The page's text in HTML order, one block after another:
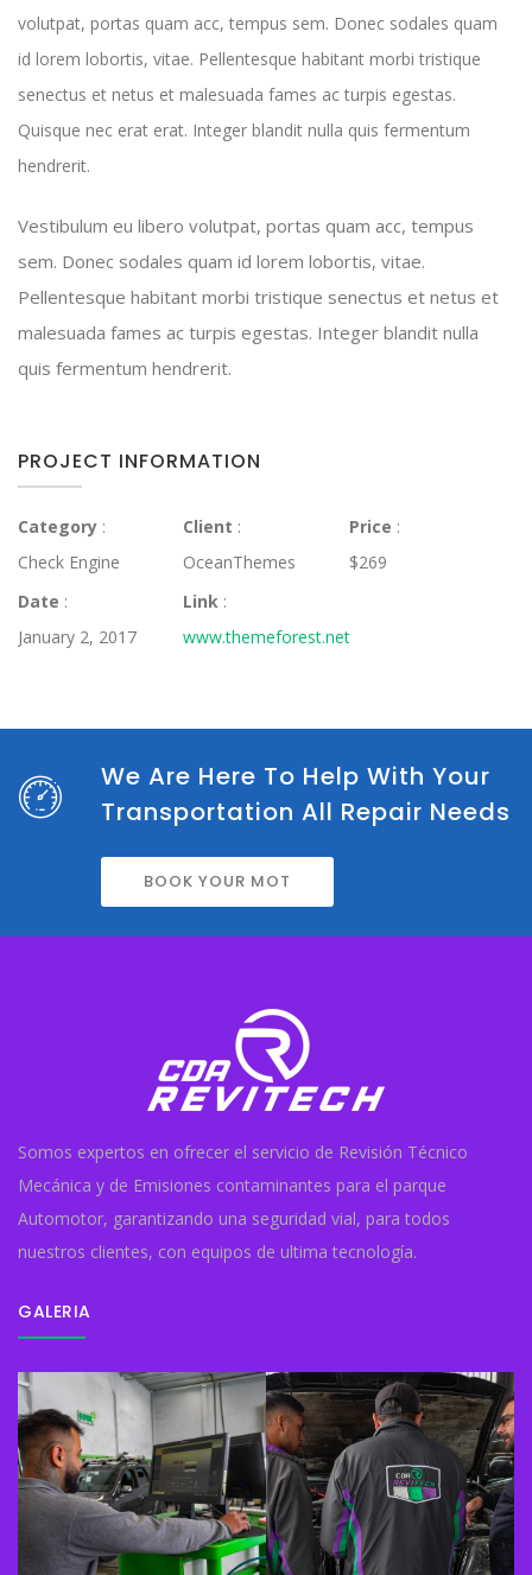
volutpat, portas quam acc, tempus sem. Donec sodales quam
id lorem lobortis, vitae. Pellentesque habitant morbi tristique
senectus et netus et malesuada fames ac turpis egestas.
Quisque nec erat erat. Integer blandit nulla quis fermentum
hendrerit.
Vestibulum eu libero volutpat, portas quam acc, tempus
sem. Donec sodales quam id lorem lobortis, vitae.
Pellentesque habitant morbi tristique senectus et netus et
malesuada fames ac turpis egestas. Integer blandit nulla
quis fermentum hendrerit.
PROJECT INFORMATION
Category :
Check Engine
Client :
OceanThemes
Price :
$269
Date :
January 2, 2017
Link :
www.themeforest.net
We Are Here To Help With Your
Transportation All Repair Needs
BOOK YOUR MOT
Somos expertos en ofrecer el servicio de Revisión Técnico
Mecánica y de Emisiones contaminantes para el parque
Automotor, garantizando una seguridad vial, para todos
nuestros clientes, con equipos de ultima tecnología.
GALERIA